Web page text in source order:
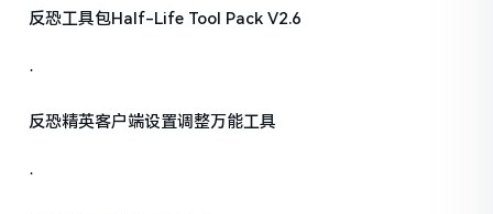
反恐工具包Half-Life Tool Pack V2.6
·
反恐精英客户端设置调整万能工具
·